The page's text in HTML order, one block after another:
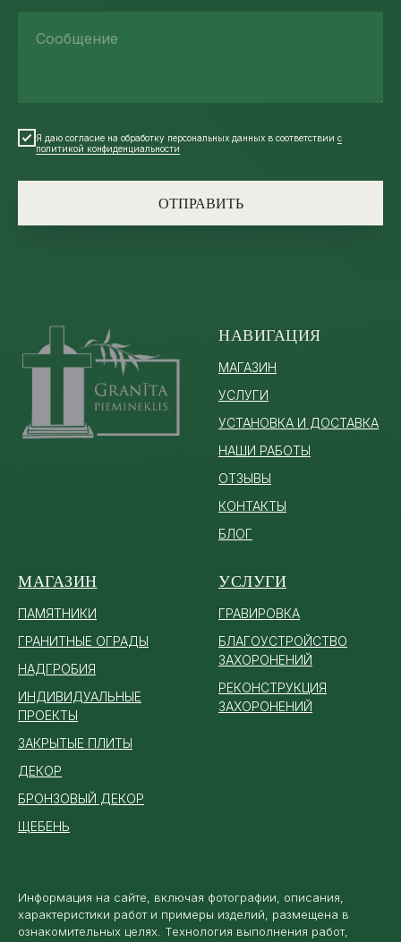
Сообщение
Я даю согласие на обработку персональных данных в соответствии с
политикой конфиденциальности
ОТПРАВИТЬ
НАВИГАЦИЯ
МАГАЗИН
УСЛУГИ
УСТАНОВКА И ДОСТАВКА
НАШИ РАБОТЫ
ОТЗЫВЫ
КОНТАКТЫ
БЛОГ
МАГАЗИН
ПАМЯТНИКИ
ГРАНИТНЫЕ ОГРАДЫ
НАДГРОБИЯ
ИНДИВИДУАЛЬНЫЕ
ПРОЕКТЫ
ЗАКРЫТЫЕ ПЛИТЫ
ДЕКОР
БРОНЗОВЫЙ ДЕКОР
ЩЕБЕНЬ
УСЛУГИ
ГРАВИРОВКА
БЛАГОУСТРОЙСТВО
ЗАХОРОНЕНИЙ
РЕКОНСТРУКЦИЯ
ЗАХОРОНЕНИЙ
Информация на сайте, включая фотографии, описания,
характеристики работ и примеры изделий, размещена в
ознакомительных целях. Технология выполнения работ,